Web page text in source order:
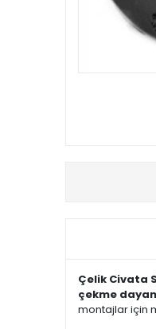
Çelik Civata
çekme
montajlar için